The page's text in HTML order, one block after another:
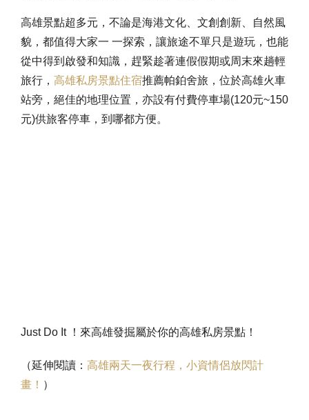
高雄景點超多元，不論是海港文化、文創創新、自然風
貌，都值得大家一 一探索，讓旅途不單只是遊玩，也能
從中得到啟發和知識，趕緊趁著連假假期或周末來趟輕
旅行， 高雄私房景點住宿推薦帕鉑舍旅，位於高雄火車
站旁，絕佳的地理位置，亦設有付費停車場(120元~150
元)供旅客停車，到哪都方便。
Just Do It ！來高雄發掘屬於你的高雄私房景點！
（延伸閱讀： 高雄兩天一夜行程，小資情侶放閃計
畫！ ）